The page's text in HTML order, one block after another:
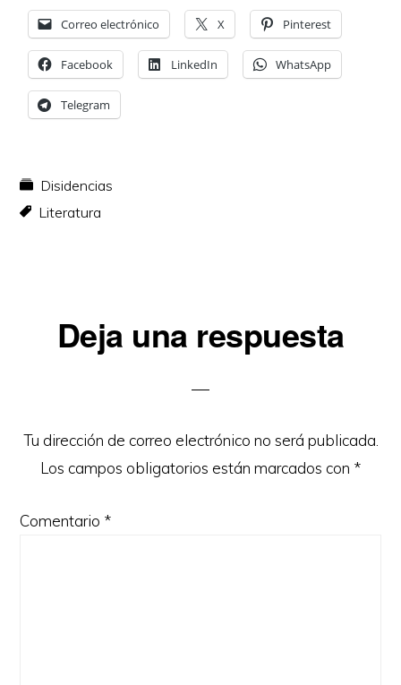
Correo electrónico X Pinterest
Facebook LinkedIn WhatsApp
Telegram
Disidencias
Literatura
Interacciones
lectores
Deja una respuesta
Tu dirección de correo electrónico no será publicada.
Los campos obligatorios están marcados con *
Comentario *